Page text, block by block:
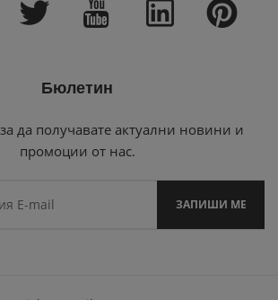
Бюлетин
да получавате актуални новини и
промоции от нас.